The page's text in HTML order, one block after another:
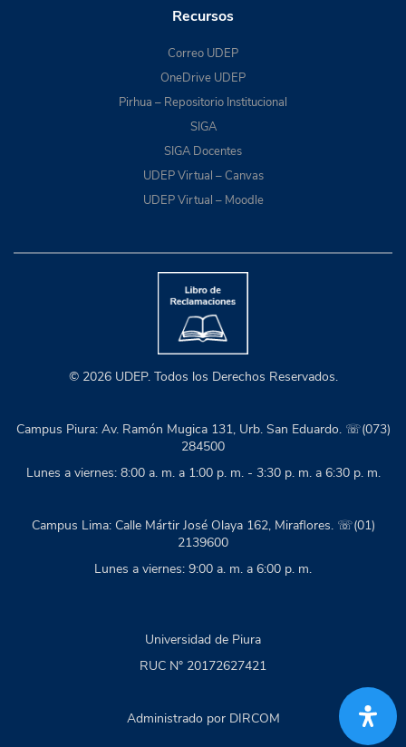
Recursos
Correo UDEP
OneDrive UDEP
Pirhua – Repositorio Institucional
SIGA
SIGA Docentes
UDEP Virtual – Canvas
UDEP Virtual – Moodle
© 2026 UDEP. Todos los Derechos Reservados.
Campus Piura: Av. Ramón Mugica 131, Urb. San Eduardo. ☏(073)
284500
Lunes a viernes: 8:00 a. m. a 1:00 p. m. - 3:30 p. m. a 6:30 p. m.
Campus Lima: Calle Mártir José Olaya 162, Miraflores. ☏(01)
2139600
Lunes a viernes: 9:00 a. m. a 6:00 p. m.
Universidad de Piura
RUC N° 20172627421
Administrado por DIRCOM